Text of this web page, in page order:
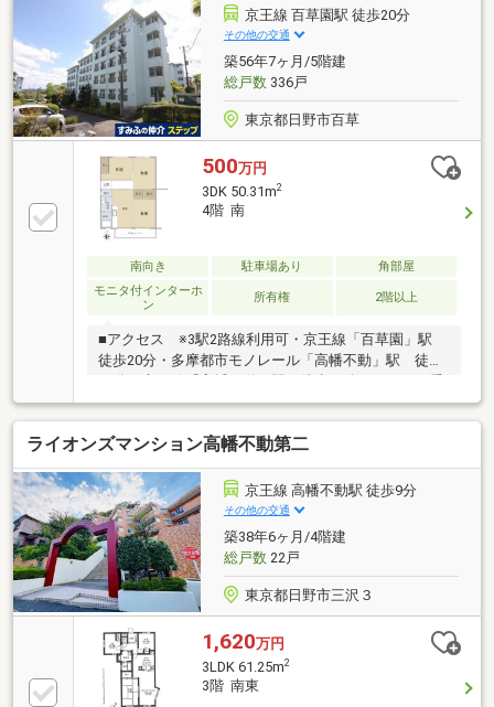
す。まずは机上査定にて概算での売却金額を査定いた
します。どうぞお気軽にお問い合わせください。■当
店には賃貸専門のスタッフもおりますので、賃貸との
同時相談も可能です。■ピタットハウス全国６５１店
舗のネットワークで理想のご購入を全力サポートいた
します！
京王線 百草園駅 徒歩20分
その他の交通
築56年7ヶ月/5階建
総戸数336戸
東京都日野市百草
500万円
3DK 50.31m2
4階 南
南向き 駐車場あり
角部屋
モニタ付インターホ
ン
所有権 2階以上
■アクセス ※3駅2路線利用可・京王線「百草園」駅
徒歩20分・多摩都市モノレール「高幡不動」駅 徒歩
21分・京王線「高幡不動」駅 徒歩24分またはバス乗
車12分 バス停「百草園住宅」徒歩3分■物件ポイン
ト・専有面積 50.31㎡・バルコニー面積 5.08㎡・間取
り 3DK・構造 鉄筋コンクリート造5階建て4階部分・築
年月 1970年2月・南北に窓があり通風良好
ライオンズマンション高幡不動第二
京王線 高幡不動駅 徒歩9分
その他の交通
築38年6ヶ月/4階建
総戸数22戸
東京都日野市三沢３
1,620万円
3LDK 61.25m2
3階 南東